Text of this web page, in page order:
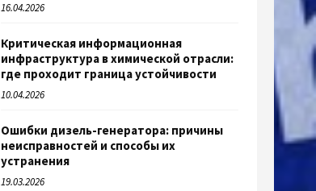
16.04.2026
Критическая информационная
инфраструктура в химической отрасли:
где проходит граница устойчивости
10.04.2026
Ошибки дизель-генератора: причины
неисправностей и способы их
устранения
19.03.2026